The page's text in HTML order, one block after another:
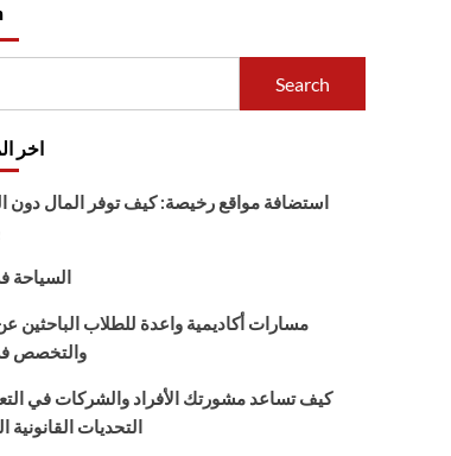
Search
اخر
استضافة مواقع رخيصة: كيف توفر المال دون
السياحة
مسارات أكاديمية واعدة للطلاب الباحثين عن
والتخصص
كيف تساعد مشورتك الأفراد والشركات في
التحديات القانونية